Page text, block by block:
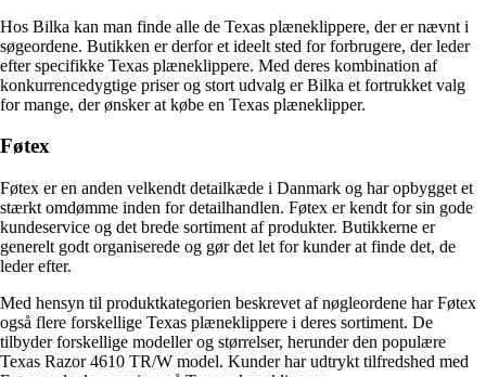
Hos Bilka kan man finde alle de Texas plæneklippere, der er nævnt i
søgeordene. Butikken er derfor et ideelt sted for forbrugere, der leder
efter specifikke Texas plæneklippere. Med deres kombination af
konkurrencedygtige priser og stort udvalg er Bilka et fortrukket valg
for mange, der ønsker at købe en Texas plæneklipper.
Føtex
Føtex er en anden velkendt detailkæde i Danmark og har opbygget et
stærkt omdømme inden for detailhandlen. Føtex er kendt for sin gode
kundeservice og det brede sortiment af produkter. Butikkerne er
generelt godt organiserede og gør det let for kunder at finde det, de
leder efter.
Med hensyn til produktkategorien beskrevet af nøgleordene har Føtex
også flere forskellige Texas plæneklippere i deres sortiment. De
tilbyder forskellige modeller og størrelser, herunder den populære
Texas Razor 4610 TR/W model. Kunder har udtrykt tilfredshed med